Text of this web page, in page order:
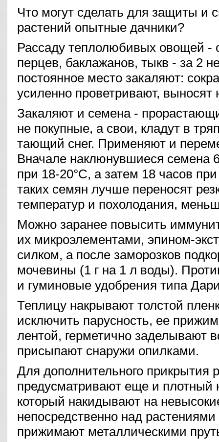
Что могут сделать для защиты и
растений опытные дачники?
Рассаду теплолюбивых овощей -
перцев, баклажанов, тыкв - за 2
постоянное место закаляют:
усиленно проветривают,
Закаляют и семена -
не покупные, а свои, кладут в
тающий снег. Применяют и
Вначале наклюнувшиеся семена
при 18-20°С, а затем 18 часов
таких семян лучше переносят
температур и похолодания,
Можно заранее повысить
их микроэлементами, эпином-
силком, а после заморозков
мочевины (1 г на 1 л воды).
и гуминовые удобрения типа
Теплицу накрывают толстой
исключить парусность, ее
лентой, герметично заделывают
присыпают снаружи опилками.
Для дополнительного прикрытия
предусматривают еще и плотный
который накидывают на
непосредственно над
прижимают металлическими